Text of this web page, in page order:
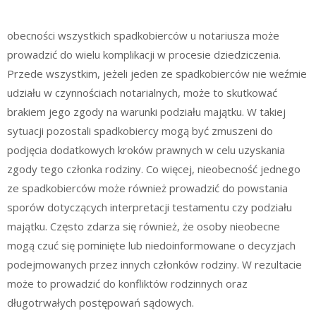
obecności wszystkich spadkobierców u notariusza może
prowadzić do wielu komplikacji w procesie dziedziczenia.
Przede wszystkim, jeżeli jeden ze spadkobierców nie weźmie
udziału w czynnościach notarialnych, może to skutkować
brakiem jego zgody na warunki podziału majątku. W takiej
sytuacji pozostali spadkobiercy mogą być zmuszeni do
podjęcia dodatkowych kroków prawnych w celu uzyskania
zgody tego członka rodziny. Co więcej, nieobecność jednego
ze spadkobierców może również prowadzić do powstania
sporów dotyczących interpretacji testamentu czy podziału
majątku. Często zdarza się również, że osoby nieobecne
mogą czuć się pominięte lub niedoinformowane o decyzjach
podejmowanych przez innych członków rodziny. W rezultacie
może to prowadzić do konfliktów rodzinnych oraz
długotrwałych postępowań sądowych.